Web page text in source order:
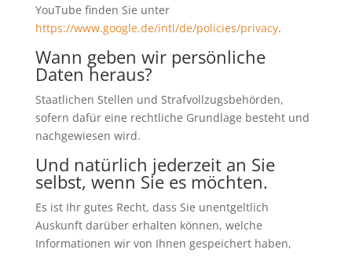
YouTube finden Sie unter
https://www.google.de/intl/de/policies/privacy.
Wann geben wir persönliche
Daten heraus?
Staatlichen Stellen und Strafvollzugsbehörden,
sofern dafür eine rechtliche Grundlage besteht und
nachgewiesen wird.
Und natürlich jederzeit an Sie
selbst, wenn Sie es möchten.
Es ist Ihr gutes Recht, dass Sie unentgeltlich
Auskunft darüber erhalten können, welche
Informationen wir von Ihnen gespeichert haben,